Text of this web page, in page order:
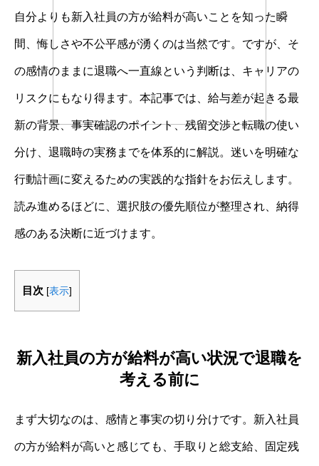
自分よりも新入社員の方が給料が高いことを知った瞬
間、悔しさや不公平感が湧くのは当然です。ですが、そ
の感情のままに退職へ一直線という判断は、キャリアの
リスクにもなり得ます。本記事では、給与差が起きる最
新の背景、事実確認のポイント、残留交渉と転職の使い
分け、退職時の実務までを体系的に解説。迷いを明確な
行動計画に変えるための実践的な指針をお伝えします。
読み進めるほどに、選択肢の優先順位が整理され、納得
感のある決断に近づけます。
目次 [表示]
新入社員の方が給料が高い状況で退職を
考える前に
まず大切なのは、感情と事実の切り分けです。新入社員
の方が給料が高いと感じても、手取りと総支給、固定残